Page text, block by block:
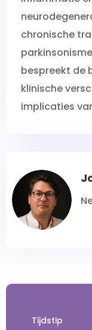
chronische
bespreekt de
klinische
implicaties
Tijdstip